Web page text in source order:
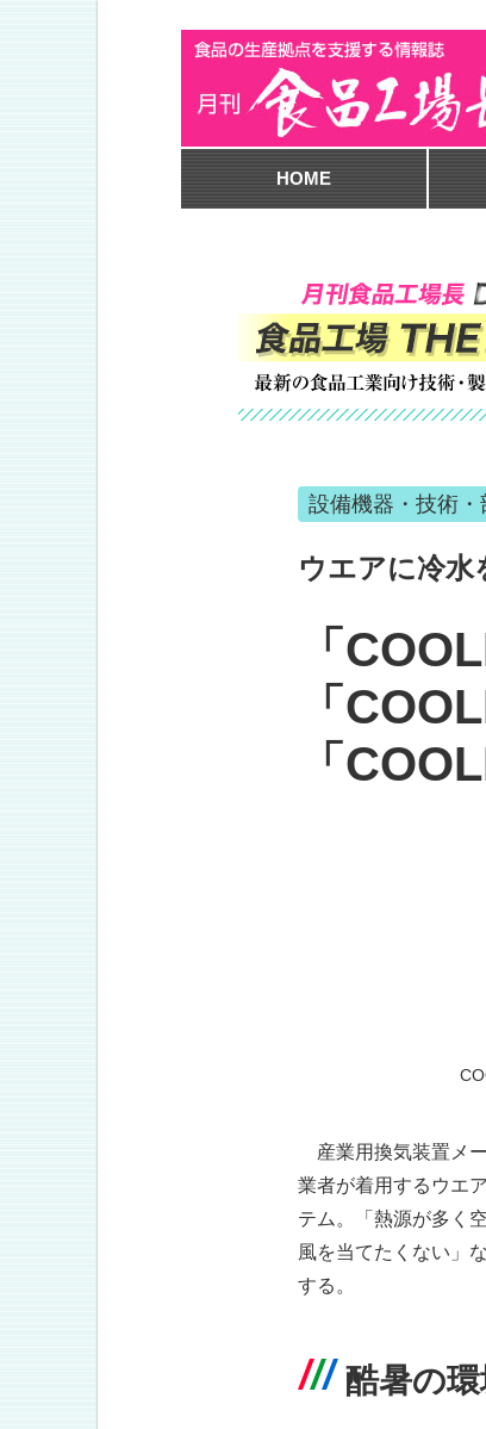
HOME
設備機器・技術・
ウエアに冷水
「
「
「
産業用換気装置メ
業者が着用するウエ
テム。「熱源が多く
風を当てたくない」
する。
酷暑の